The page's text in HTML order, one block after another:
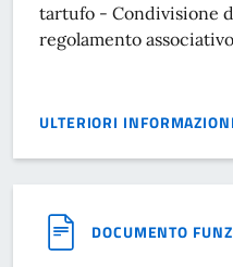
tartufo - Condivisione
regolamento associativo
ULTERIORI INFORMAZIONI
ADESIONE
DOCUMENTO